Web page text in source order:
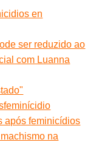
en
ser reduzido ao
com Luanna
após feminicídios
na